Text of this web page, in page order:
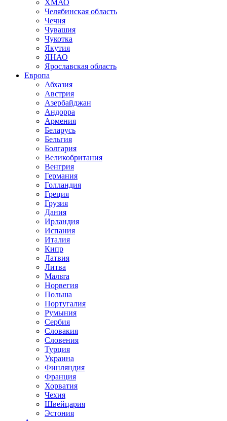
ХМАО
Челябинская область
Чечня
Чувашия
Чукотка
Якутия
ЯНАО
Ярославская область
Европа
Абхазия
Австрия
Азербайджан
Андорра
Армения
Беларусь
Бельгия
Болгария
Великобритания
Венгрия
Германия
Голландия
Греция
Грузия
Дания
Ирландия
Испания
Италия
Кипр
Латвия
Литва
Мальта
Норвегия
Польша
Португалия
Румыния
Сербия
Словакия
Словения
Турция
Украина
Финляндия
Франция
Хорватия
Чехия
Швейцария
Эстония